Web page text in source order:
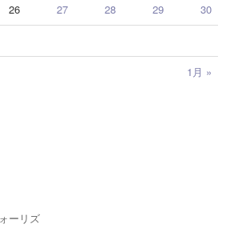
1月 »
26 27 28 29 30
ーリズ